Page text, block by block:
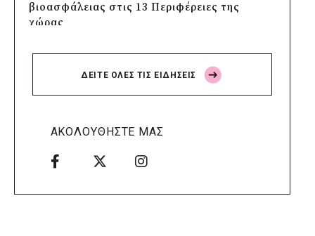
βιοασφάλειας στις 13 Περιφέρειες της
χώρας
Πρέσπεια 2026: Έξι ημέρες πολιτισμού,
μουσικής και γαστρονομίας στη Φλώρινα
Δήμος Πέλλας: Σε προσωρινή αναστολή
πριν από 2 μέρες
Δήμος Ελληνικού – Αργυρούπολης για το
Seoul Smart City Prize 2026
ΔΕΙΤΕ ΟΛΕΣ ΤΙΣ ΕΙΔΗΣΕΙΣ
ΑΚΟΛΟΥΘΗΣΤΕ ΜΑΣ